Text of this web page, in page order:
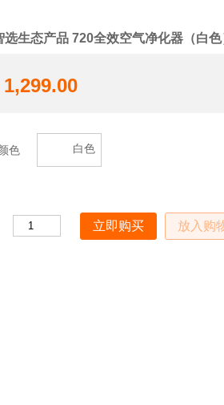
选生态产品 720全效空气净化器（白色
1,299.00
色 白色